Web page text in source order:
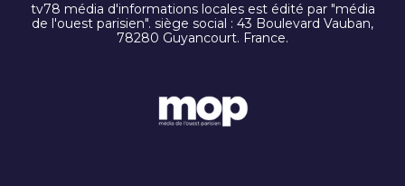
tv78 média d'informations locales est édité par "média
de l'ouest parisien". siège social : 43 Boulevard Vauban,
78280 Guyancourt. France.